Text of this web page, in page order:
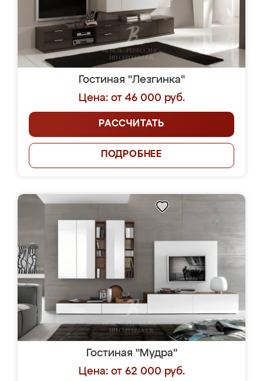
Гостиная "Лезгинка"
Цена: от 46 000 руб.
РАССЧИТАТЬ
ПОДРОБНЕЕ
Гостиная "Мудра"
Цена: от 62 000 руб.